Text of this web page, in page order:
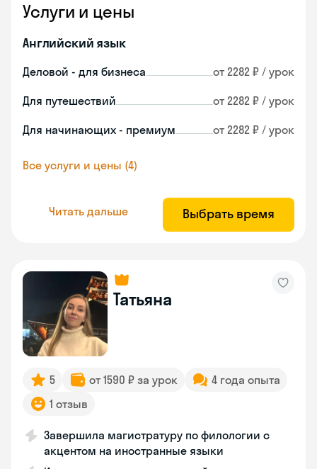
Услуги и цены
Английский язык
Деловой - для бизнеса от 2282 ₽ / урок
Для путешествий от 2282 ₽ / урок
Для начинающих - премиум от 2282 ₽ / урок
Все услуги и цены (4)
Читать дальше Выбрать время
Татьяна
5 от 1590 ₽ за урок
4 года опыта
1 отзыв
Завершила магистратуру по филологии с
акцентом на иностранные языки